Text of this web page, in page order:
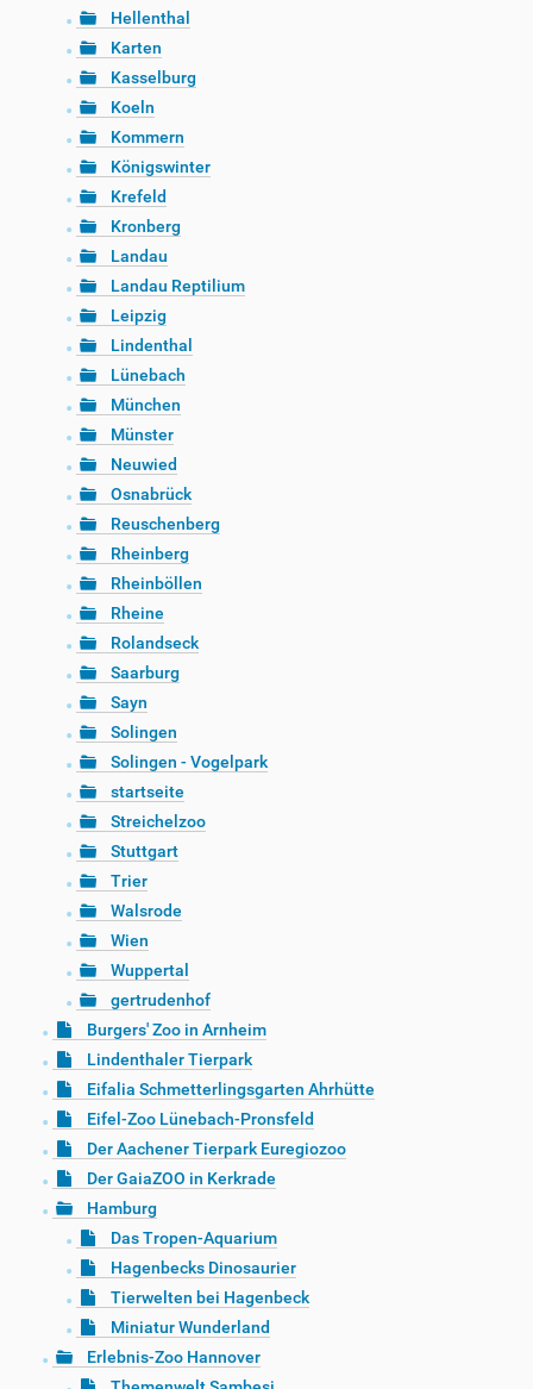
Hellenthal
Karten
Kasselburg
Koeln
Kommern
Königswinter
Krefeld
Kronberg
Landau
Landau Reptilium
Leipzig
Lindenthal
Lünebach
München
Münster
Neuwied
Osnabrück
Reuschenberg
Rheinberg
Rheinböllen
Rheine
Rolandseck
Saarburg
Sayn
Solingen
Solingen - Vogelpark
startseite
Streichelzoo
Stuttgart
Trier
Walsrode
Wien
Wuppertal
gertrudenhof
Burgers' Zoo in Arnheim
Lindenthaler Tierpark
Eifalia Schmetterlingsgarten Ahrhütte
Eifel-Zoo Lünebach-Pronsfeld
Der Aachener Tierpark Euregiozoo
Der GaiaZOO in Kerkrade
Hamburg
Das Tropen-Aquarium
Hagenbecks Dinosaurier
Tierwelten bei Hagenbeck
Miniatur Wunderland
Erlebnis-Zoo Hannover